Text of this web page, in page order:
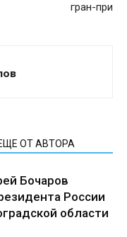
гран-при
ОТ АВТОРА
Бочаров
России
области